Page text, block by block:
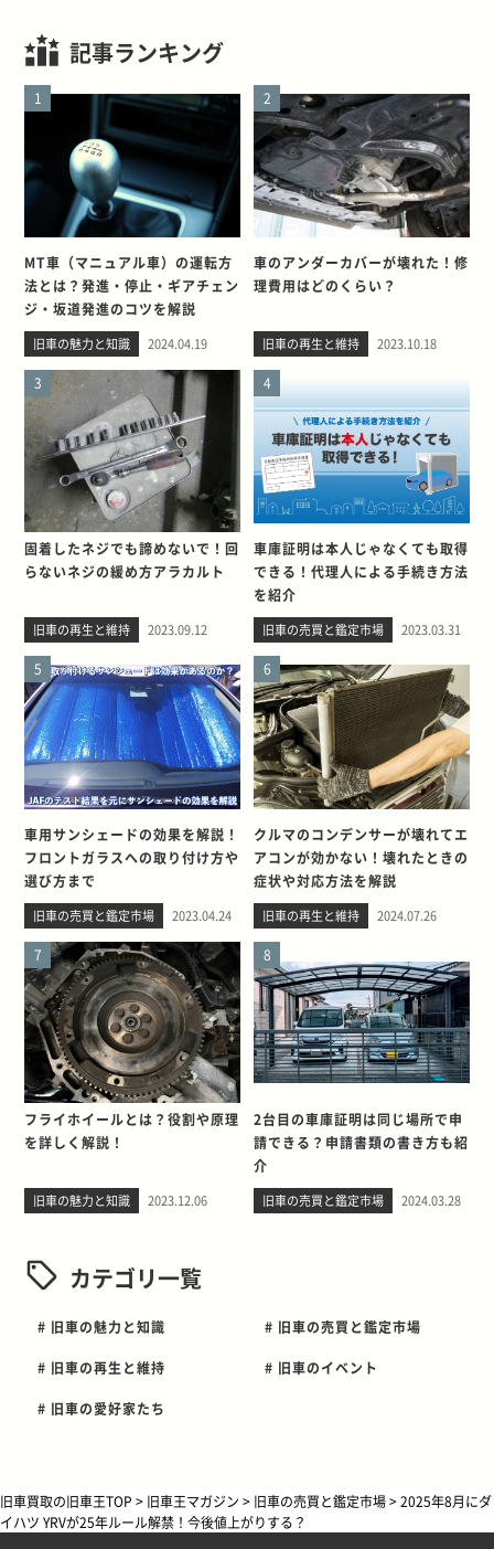
記事ランキング
1
MT車（マニュアル車）の運転方
法とは？発進・停止・ギアチェン
ジ・坂道発進のコツを解説
旧車の魅力と知識 2024.04.19
2
車のアンダーカバーが壊れた！修
理費用はどのくらい？
旧車の再生と維持 2023.10.18
3
固着したネジでも諦めないで！回
らないネジの緩め方アラカルト
旧車の再生と維持 2023.09.12
4
車庫証明は本人じゃなくても取得
できる！代理人による手続き方法
を紹介
旧車の売買と鑑定市場 2023.03.31
5
車用サンシェードの効果を解説！
フロントガラスへの取り付け方や
選び方まで
旧車の売買と鑑定市場 2023.04.24
6
クルマのコンデンサーが壊れてエ
アコンが効かない！壊れたときの
症状や対応方法を解説
旧車の再生と維持 2024.07.26
7
フライホイールとは？役割や原理
を詳しく解説！
旧車の魅力と知識 2023.12.06
8
2台目の車庫証明は同じ場所で申
請できる？申請書類の書き方も紹
介
旧車の売買と鑑定市場 2024.03.28
カテゴリ一覧
# 旧車の魅力と知識 # 旧車の売買と鑑定市場
# 旧車の再生と維持 # 旧車のイベント
# 旧車の愛好家たち
旧車買取の旧車王TOP > 旧車王マガジン > 旧車の売買と鑑定市場>2025年8月にダ
イハツ YRVが25年ルール解禁！今後値上がりする？